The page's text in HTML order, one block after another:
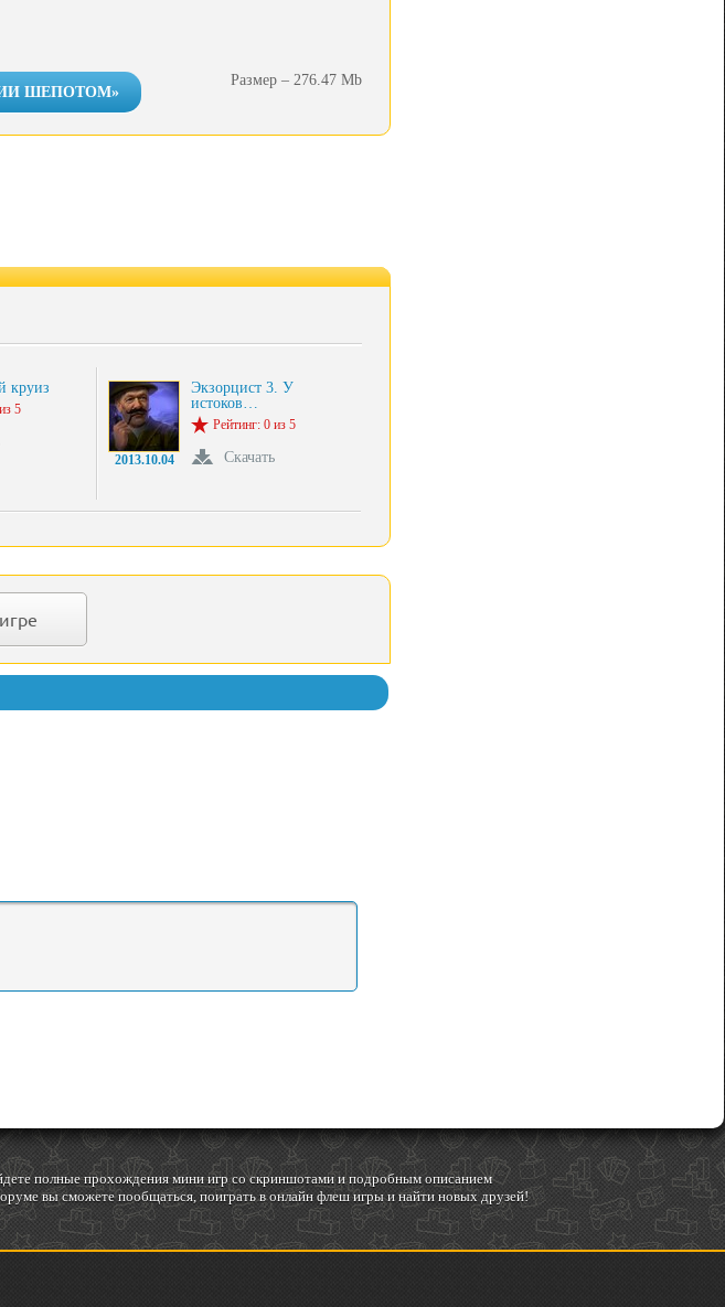
ШЕПОТОМ»
Размер – 276.47 Mb
круиз
5
2013.10.04
Экзорцист 3. У
истоков…
Рейтинг: 0 из 5
Скачать
полные прохождения мини игр со скриншотами и подробным описанием
вы сможете пообщаться, поиграть в онлайн флеш игры и найти новых друзей!